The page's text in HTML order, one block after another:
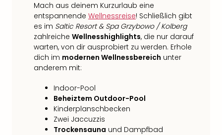
Mach aus deinem Kurzurlaub eine
entspannende Wellnessreise! Schließlich gibt
es im Saltic Resort & Spa Grzybowo / Kolberg
zahlreiche Wellnesshighlights, die nur darauf
warten, von dir ausprobiert zu werden. Erhole
dich im modernen Wellnessbereich unter
anderem mit:
Indoor-Pool
Beheiztem Outdoor-Pool
Kinderplanschbecken
Zwei Jaccuzzis
Trockensauna und Dampfbad